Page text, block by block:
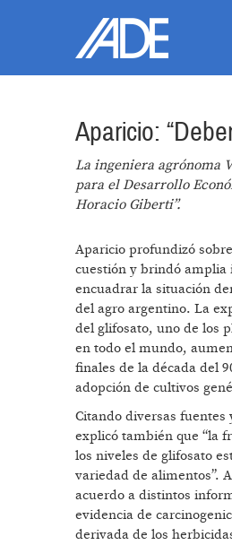
Aparicio:
La ingeniera agrónoma
para el Desarrollo
Horacio Giberti”.
Aparicio profundizó
cuestión y brindó amplia
encuadrar la situación
del agro argentino. La
del glifosato, uno de los
en todo el mundo,
finales de la década del
adopción de cultivos
Citando diversas
explicó también que “la
los niveles de glifosato
variedad de alimentos”.
acuerdo a distintos
evidencia de
derivada de los